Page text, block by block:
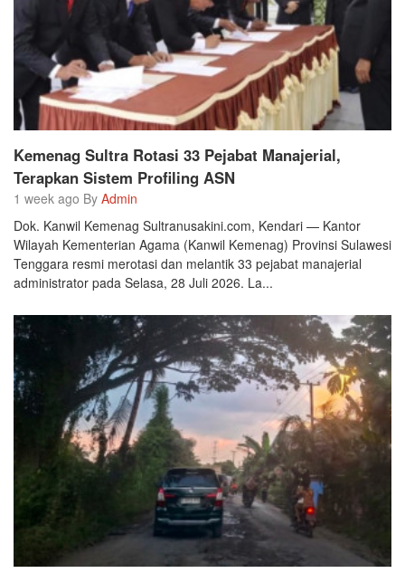
Kemenag Sultra Rotasi 33 Pejabat Manajerial,
Terapkan Sistem Profiling ASN
1 week ago By Admin
Dok. Kanwil Kemenag Sultranusakini.com, Kendari — Kantor
Wilayah Kementerian Agama (Kanwil Kemenag) Provinsi Sulawesi
Tenggara resmi merotasi dan melantik 33 pejabat manajerial
administrator pada Selasa, 28 Juli 2026. La...